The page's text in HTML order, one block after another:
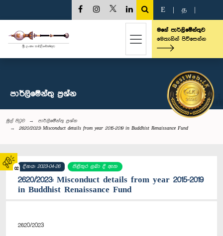
02
E த
මගේ පාර්ලිමේන්තුව
මෙතැනින් පිවිසෙන්න
පාර්ලි‌මේන්තු‌ ප්‍රශ්න
මුල් පිටුව
පාර්ලි‌මේන්තු‌ ප්‍රශ්න
2620/2023: Misconduct details from year 2015-2019 in Buddhist Renaissance Fund
දිනය: 2023-04-26 පිළිතුර ලබා දී ඇත
2620/2023: Misconduct details from year 2015-2019
in Buddhist Renaissance Fund
2620/2023